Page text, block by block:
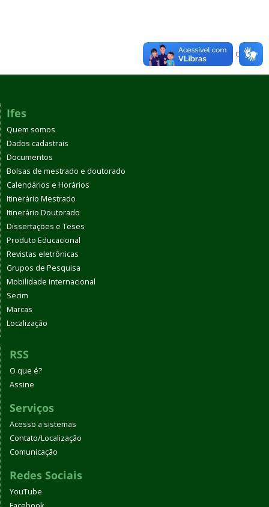
Voltar para o topo
Ifes
Quem somos
Dados cadastrais
Documentos
Bolsas de mestrado e doutorado
Calendários e Horários
Itinerário Mestrado
Itinerário Doutorado
Dissertações e Teses
Produto Educacional
Revistas eletrônicas
Grupos de Pesquisa
Mobilidade internacional
Secim
Marcas
Localização
RSS
O que é?
Assine
Serviços
Acesso a sistemas
Contato/Localização
Comunicação
Redes Sociais
YouTube